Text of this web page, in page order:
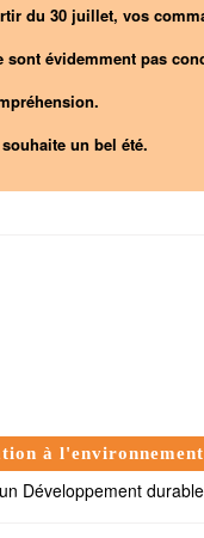
du 30 juillet, vos
évidemment pas
un bel été.
à
Développement